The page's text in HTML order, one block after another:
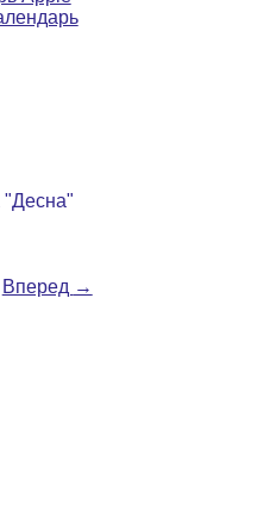
"Десна"
Вперед →